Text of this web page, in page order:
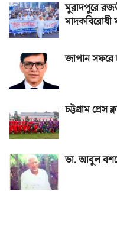
মুরাদপুরে
মাদকবিরোধী
জাপান সফরে
চট্টগ্রাম প্রেস
ডা. আবুল